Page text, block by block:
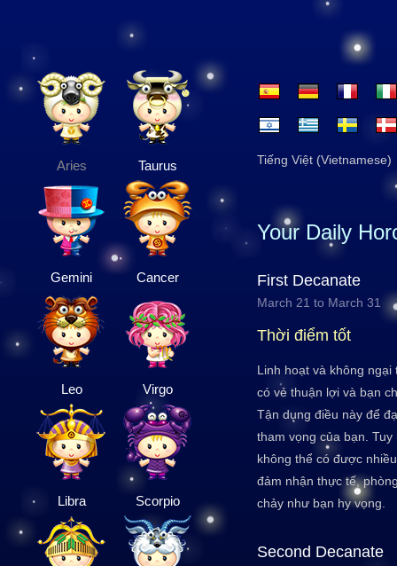
Aries Taurus
Gemini Cancer
Leo Virgo
Libra Scorpio
Tiếng Việt (Vietnamese)
Your Daily
First Decanate
March 21 to March 31
Thời điểm tốt
Linh hoạt và không
có vẻ thuận lợi và bạn
Tận dụng điều này để
tham vọng của bạn.
không thể có được
đảm nhận thực tế,
chảy như bạn hy vọng.
Second Decanate